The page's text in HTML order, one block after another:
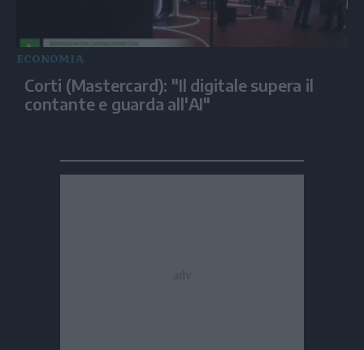
ECONOMIA
Corti (Mastercard): "Il digitale supera il
contante e guarda all'AI"